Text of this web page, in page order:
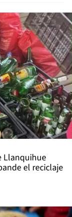
Llanquihue
el reciclaje